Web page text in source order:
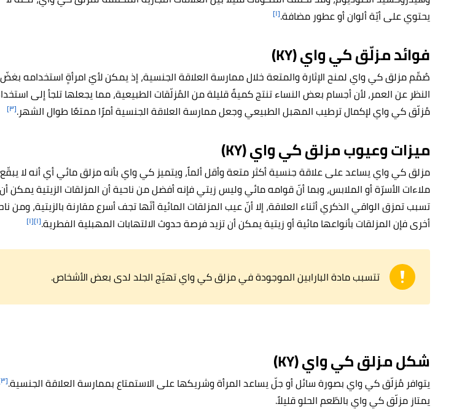
يحتوي على أيّة ألوان أو عطور مضافة.[١]
فوائد مزلّق كي واي (KY)
صُمِّم مزلق كي واي لمنح الإثارة والمتعة خلال ممارسة العلاقة الجنسية، إذ يمكن لأيّ امرأةٍ استخدامه بغضّ
النظر عن العمر، لأن أجسام بعض النساء تنتج كميةً قليلة من المُزلّقات الطبيعية، مما يجعلها تلجأ إلى
مُزلّق كي واي لإكمال ترطيب المهبل الطبيعي وجعل ممارسة العلاقة الجنسية أمرًا ممتعًا طوال الشهر.[٣]
ميزات وعيوب مزلق كي واي(KY)
مزلق كي واي يساعد على علاقة جنسية أكثر متعة وأقل ألماً، ويتميز كي واي بأنه مزلق مائي أي أنه لا يبقّع
ملاءات الأسرّة أو الملابس، وبما أنّ قوامه مائي وليس زيتي فإنه أفضل من ناحية أن المزلقات الزيتية يمكن أن
تسبب تمزق الواقي الذكري أثناء العلاقة، إلا أنّ عيب المزلقات المائية أنّها تجف أسرع مقارنة بالزيتية، ومن
أخرى فإن المزلقات بأنواعها مائية أو زيتية يمكن أن تزيد فرصة حدوث الالتهابات المهبلية الفطرية.[١] [١]
تتسبب مادة البارابين الموجودة في مزلق كي واي تهيّج الجلد لدى بعض الأشخاص.
شكل مزلق كي واي (KY)
يتوافر مُزلّق كي واي بصورة سائل أو جلّ يساعد المرأة وشريكها على الاستمتاع بممارسة العلاقة الجنسية.[٣]
يمتاز مزلّق كي واي بالطّعم الحلو قليلاً.